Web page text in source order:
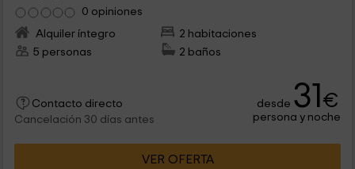
0 opiniones
Alquiler íntegro
2 habitaciones
5 personas
2 baños
Contacto directo
Cancelación 30 días antes
desde 31€
persona y noche
VER OFERTA